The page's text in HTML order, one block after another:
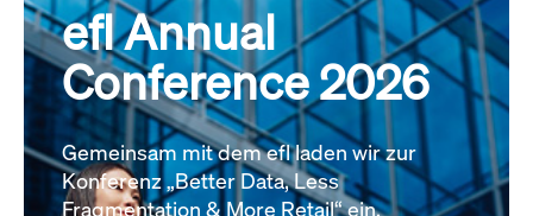
efl Annual
Conference 2026
Gemeinsam mit dem efl laden wir zur
Konferenz „Better Data, Less
Fragmentation & More Retail“ ein.